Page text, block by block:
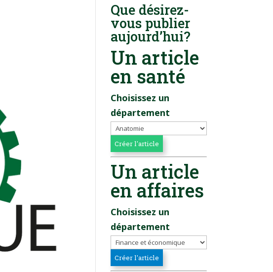
Que désirez-
vous publier
aujourd’hui?
Un article
en santé
Choisissez un
département
Un article
en affaires
Choisissez un
département